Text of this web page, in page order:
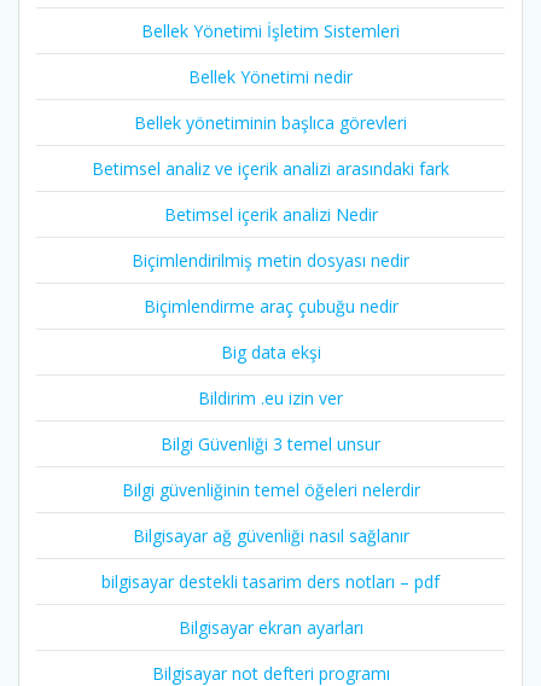
Bellek Yönetimi İşletim Sistemleri
Bellek Yönetimi nedir
Bellek yönetiminin başlıca görevleri
Betimsel analiz ve içerik analizi arasındaki fark
Betimsel içerik analizi Nedir
Biçimlendirilmiş metin dosyası nedir
Biçimlendirme araç çubuğu nedir
Big data ekşi
Bildirim .eu izin ver
Bilgi Güvenliği 3 temel unsur
Bilgi güvenliğinin temel öğeleri nelerdir
Bilgisayar ağ güvenliği nasıl sağlanır
bilgisayar destekli tasarim ders notları – pdf
Bilgisayar ekran ayarları
Bilgisayar not defteri programı